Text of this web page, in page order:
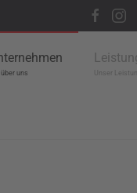
uns Unser